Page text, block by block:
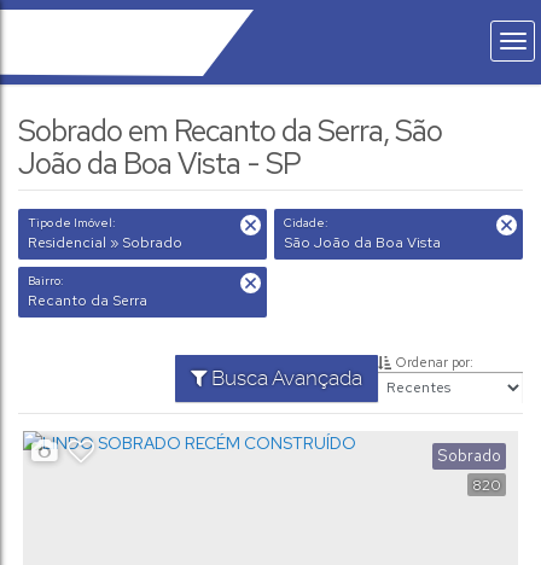
Sobrado em Recanto da Serra, São
João da Boa Vista - SP
Tipo de Imóvel:
Residencial » Sobrado
Cidade:
São João da Boa Vista
Bairro:
Recanto da Serra
Busca Avançada
Ordenar por:
820
Sobrado